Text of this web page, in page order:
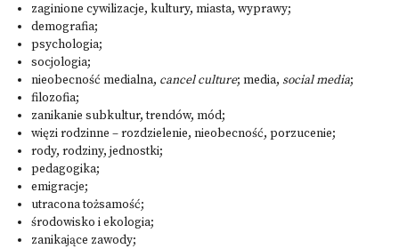
zaginione cywilizacje, kultury, miasta, wyprawy;
demografia;
psychologia;
socjologia;
nieobecność medialna, cancel culture; media, social media;
filozofia;
zanikanie subkultur, trendów, mód;
więzi rodzinne – rozdzielenie, nieobecność, porzucenie;
rody, rodziny, jednostki;
pedagogika;
emigracje;
utracona tożsamość;
środowisko i ekologia;
zanikające zawody;